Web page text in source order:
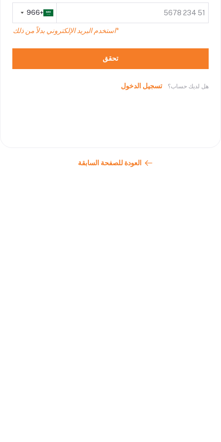
+966
*استخدم البريد الإلكتروني بدلاً من ذلك
تحقق
هل لديك حساب؟ تسجيل الدخول
العودة للصفحة السابقة